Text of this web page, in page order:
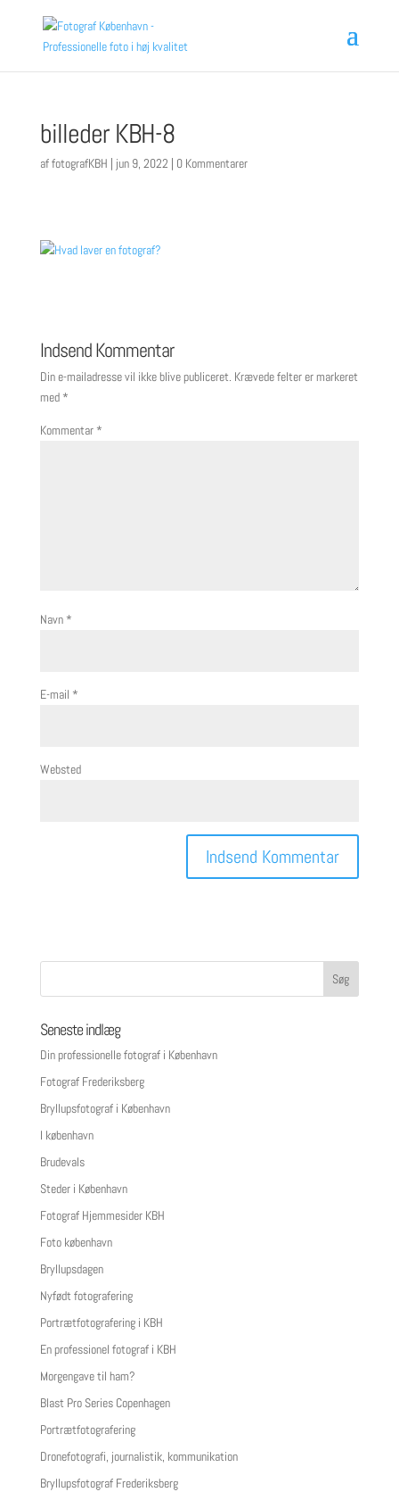
billeder KBH-8
affotografKBH | jun 9, 2022 | 0 Kommentarer
Indsend Kommentar
Din e-mailadresse vil ikke blive publiceret. Krævede felter er markeret
med *
Kommentar *
Navn *
E-mail *
Websted
Seneste indlæg
Din professionelle fotograf i København
Fotograf Frederiksberg
Bryllupsfotograf i København
I københavn
Brudevals
Steder i København
Fotograf Hjemmesider KBH
Foto københavn
Bryllupsdagen
Nyfødt fotografering
Portrætfotografering i KBH
En professionel fotograf i KBH
Morgengave til ham?
Blast Pro Series Copenhagen
Portrætfotografering
Dronefotografi, journalistik, kommunikation
Bryllupsfotograf Frederiksberg